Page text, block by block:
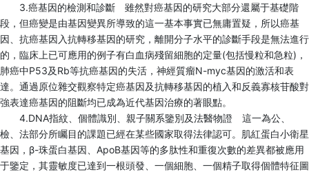
3.癌基因的檢測和診斷 雖然對癌基因的研究大部分還屬于基礎階
段，但癌變是由基因變異所導致的這一基本事實已無庸置疑，所以癌基
因、抗癌基因入抗轉移基因的研究，離開分子水平的診斷手段是無法進行
的，臨床上已可應用的例子有白血病殘留細胞的定量(包括慢粒和急粒)，
肺癌中P53及Rb等抗癌基因的失活，神經質瘤N-myc基因的激活和表
達。通過原位雜交觀察特定癌基因及抗轉移基因的植入和反義寡核苷酸對
強表達癌基因的阻斷均已成為近代基因治療的著眼點。
4.DNA指紋、個體識別、親子關系鑒別及法醫物證 這一為公、
檢、法部分所矚目的課題已經在某些國家取得法律認可。肌紅蛋白小衛星
基因，β-珠蛋白基因、ApoB基因等的多肽性和重復次數的差異都被應用
于鑒定，其靈敏度已達到一根頭發、一個細胞、一個精子取得個體特征圖